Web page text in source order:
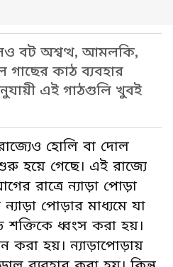
বট অশ্বত্থ, আমলকি,
কাঠ ব্যবহার
এই গাঠগুলি খুবই
হোলি বা দোল
হয়ে গেছে। এই রাজ্যে
রাত্রে ন্যাড়া পোড়া
পোড়ার মাধ্যমে যা
ধ্বংস করা হয়।
হয়। ন্যাড়াপোড়ায়